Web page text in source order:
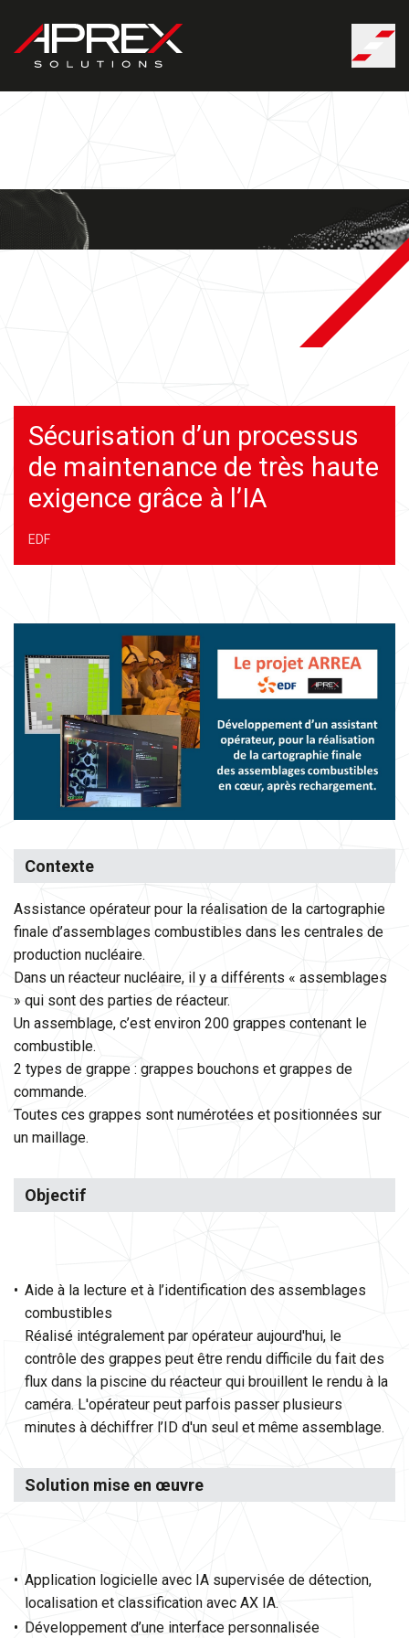
Sécurisation d’un processus
de maintenance de très haute
exigence grâce à l’IA
EDF
Contexte
Assistance opérateur pour la réalisation de la cartographie
finale d’assemblages combustibles dans les centrales de
production nucléaire.
Dans un réacteur nucléaire, il y a différents « assemblages
» qui sont des parties de réacteur.
Un assemblage, c’est environ 200 grappes contenant le
combustible.
2 types de grappe : grappes bouchons et grappes de
commande.
Toutes ces grappes sont numérotées et positionnées sur
un maillage.
Objectif
Aide à la lecture et à l’identification des assemblages
combustibles
Réalisé intégralement par opérateur aujourd'hui, le
contrôle des grappes peut être rendu difficile du fait des
flux dans la piscine du réacteur qui brouillent le rendu à la
caméra. L'opérateur peut parfois passer plusieurs
minutes à déchiffrer l’ID d'un seul et même assemblage.
Solution mise en œuvre
Application logicielle avec IA supervisée de détection,
localisation et classification avec AX IA.
Développement d’une interface personnalisée